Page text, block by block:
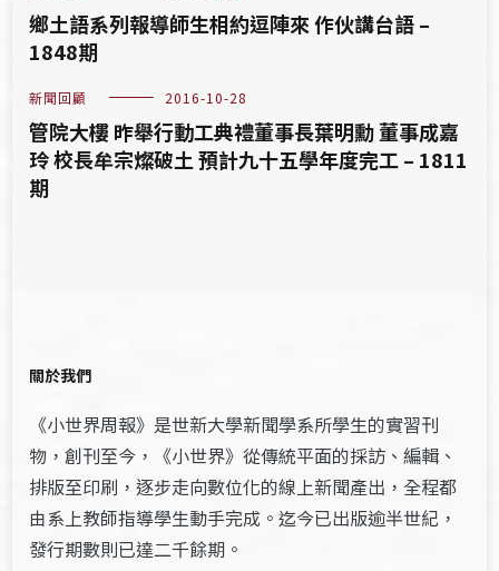
鄉土語系列報導師生相約逗陣來 作伙講台語 –
1848期
新聞回顧 2016-10-28
管院大樓 昨舉行動工典禮董事長葉明勳 董事成嘉
玲 校長牟宗燦破土 預計九十五學年度完工 – 1811
期
關於我們
《小世界周報》是世新大學新聞學系所學生的實習刊
物，創刊至今，《小世界》從傳統平面的採訪、編輯、
排版至印刷，逐步走向數位化的線上新聞產出，全程都
由系上教師指導學生動手完成。迄今已出版逾半世紀，
發行期數則已達二千餘期。